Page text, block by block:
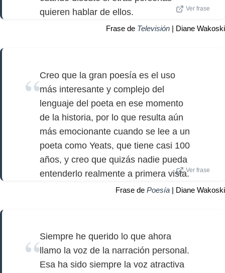
quieren hablar de ellos.
Ver frase
Frase de Televisión | Diane Wakoski
Creo que la gran poesía es el uso
más interesante y complejo del
lenguaje del poeta en ese momento
de la historia, por lo que resulta aún
más emocionante cuando se lee a un
poeta como Yeats, que tiene casi 100
años, y creo que quizás nadie pueda
entenderlo realmente a primera vista.Ver frase
Frase de Poesía | Diane Wakoski
Siempre he querido lo que ahora
llamo la voz de la narración personal.
Esa ha sido siempre la voz atractiva